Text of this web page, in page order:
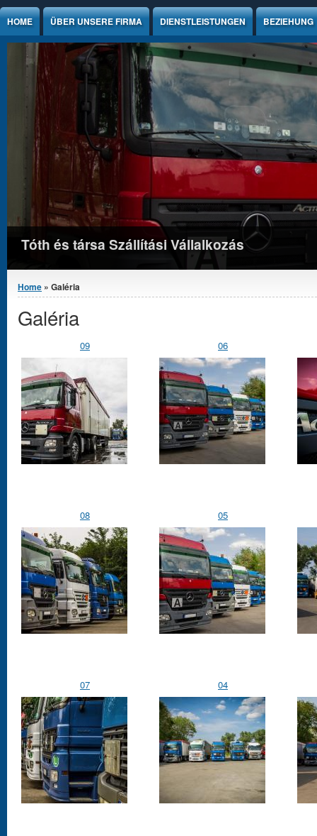
Jump to Content
HOME ÜBER UNSERE FIRMA DIENSTLEISTUNGEN BEZIEHUNG
Tóth és társa Szállítási Vállalkozás
You are here
Home » Galéria
Galéria
09 06
08 05
07 04